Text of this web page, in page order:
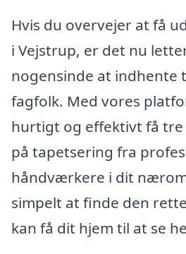
Hvis du overvejer at få
i Vejstrup, er det nu
nogensinde at indhente
fagfolk. Med vores
hurtigt og effektivt få
på tapetsering fra
håndværkere i dit
simpelt at finde den
kan få dit hjem til at se